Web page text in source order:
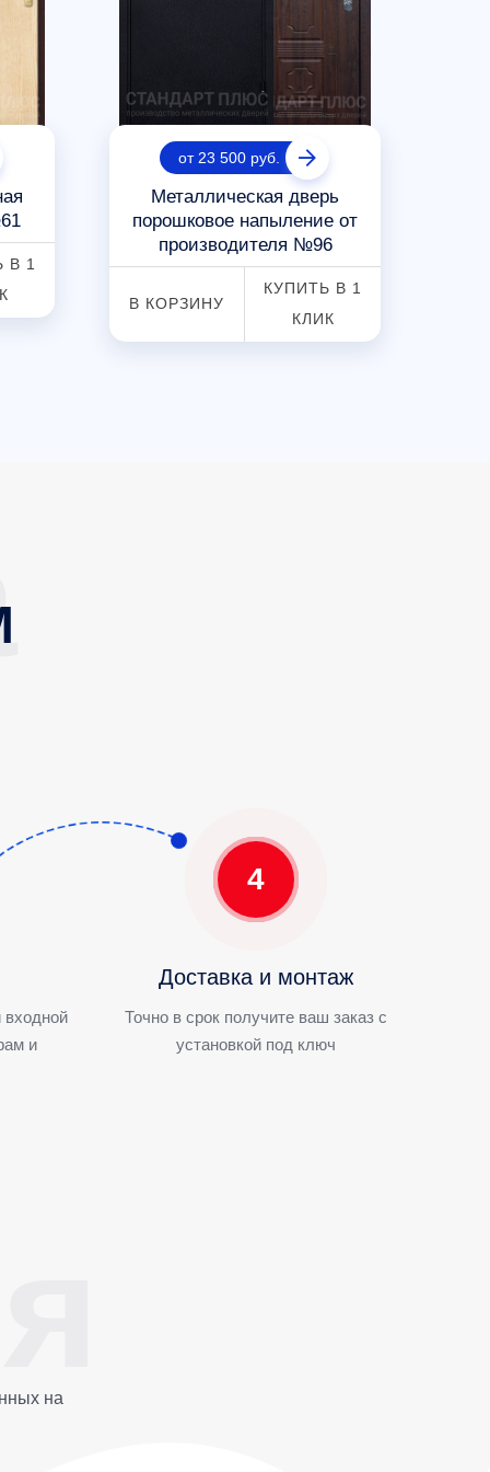
В 1
от 23 500 руб.
Металлическая дверь
порошковое напыление от
производителя №96
В КОРЗИНУ
КУПИТЬ В 1
КЛИК
входной
и
4
Доставка и монтаж
Точно в срок получите ваш заказ с
установкой под ключ
на